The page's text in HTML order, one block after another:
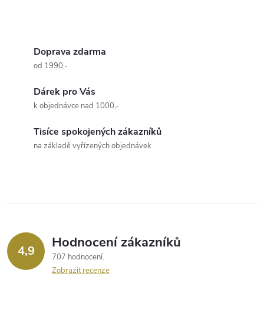
í
r
v
Doprava zdarma
od 1990,-
Dárek pro Vás
k objednávce nad 1000,-
Tisíce spokojených zákazníků
na základě vyřízených objednávek
4,9 Hodnocení zákazníků
707 hodnocení
Zobrazit recenze